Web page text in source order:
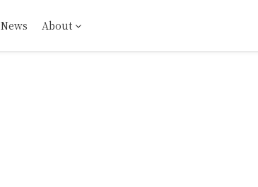
News About